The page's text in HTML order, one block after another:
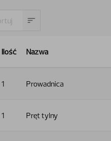
Ilość Nazwa
1 Prowadnica
1 Pręt tylny